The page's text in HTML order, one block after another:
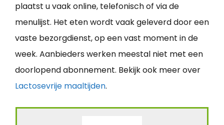
plaatst u vaak online, telefonisch of via de
menulijst. Het eten wordt vaak geleverd door een
vaste bezorgdienst, op een vast moment in de
week. Aanbieders werken meestal niet met een
doorlopend abonnement. Bekijk ook meer over
Lactosevrije maaltijden.